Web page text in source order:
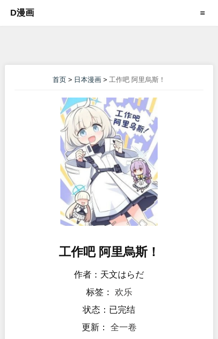
D漫画 ≡
首页 > 日本漫画 > 工作吧 阿里烏斯！
工作吧 阿里烏斯！
作者：天文はらだ
标签： 欢乐
状态：已完结
更新： 全一卷